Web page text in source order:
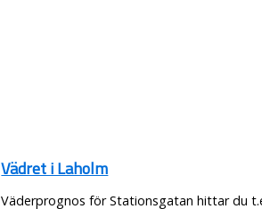
Vädret i Laholm
Väderprognos för Stationsgatan hittar du